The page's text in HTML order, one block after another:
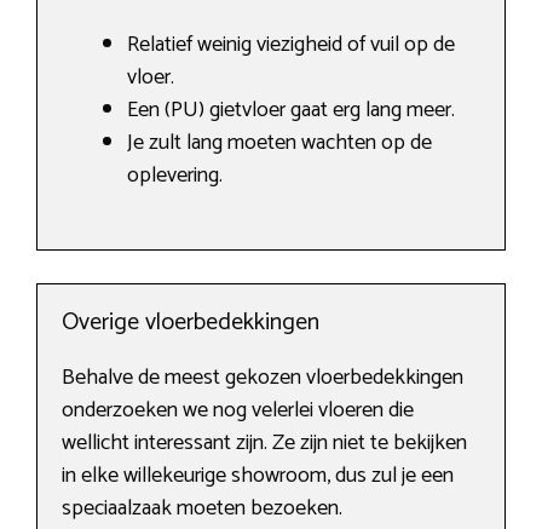
Relatief weinig viezigheid of vuil op de
vloer.
Een (PU) gietvloer gaat erg lang meer.
Je zult lang moeten wachten op de
oplevering.
Overige vloerbedekkingen
Behalve de meest gekozen vloerbedekkingen
onderzoeken we nog velerlei vloeren die
wellicht interessant zijn. Ze zijn niet te bekijken
in elke willekeurige showroom, dus zul je een
speciaalzaak moeten bezoeken.